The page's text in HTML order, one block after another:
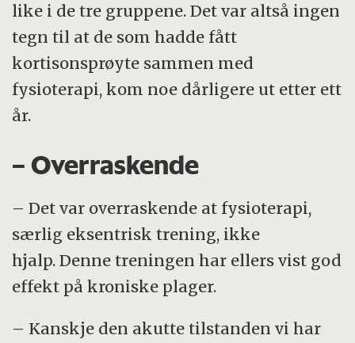
like i de tre gruppene. Det var altså ingen
tegn til at de som hadde fått
kortisonsprøyte sammen med
fysioterapi, kom noe dårligere ut etter ett
år.
– Overraskende
– Det var overraskende at fysioterapi,
særlig eksentrisk trening, ikke
hjalp. Denne treningen har ellers vist god
effekt på kroniske plager.
– Kanskje den akutte tilstanden vi har